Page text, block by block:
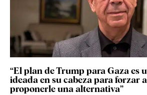
“El plan de Trump para Gaza es
ideada en su cabeza para forzar
proponerle una alternativa”